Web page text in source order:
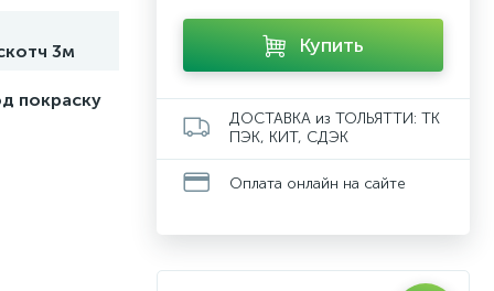
3м
покраску
Купить
ДОСТАВКА из ТОЛЬЯТТИ: ТК
ПЭК, КИТ, СДЭК
Оплата онлайн на сайте